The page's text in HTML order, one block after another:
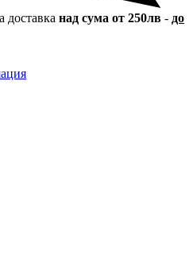
доставка над сума от 250лв - до